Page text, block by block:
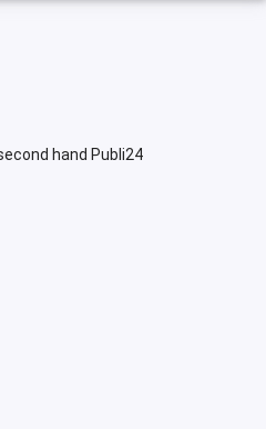
hand Publi24